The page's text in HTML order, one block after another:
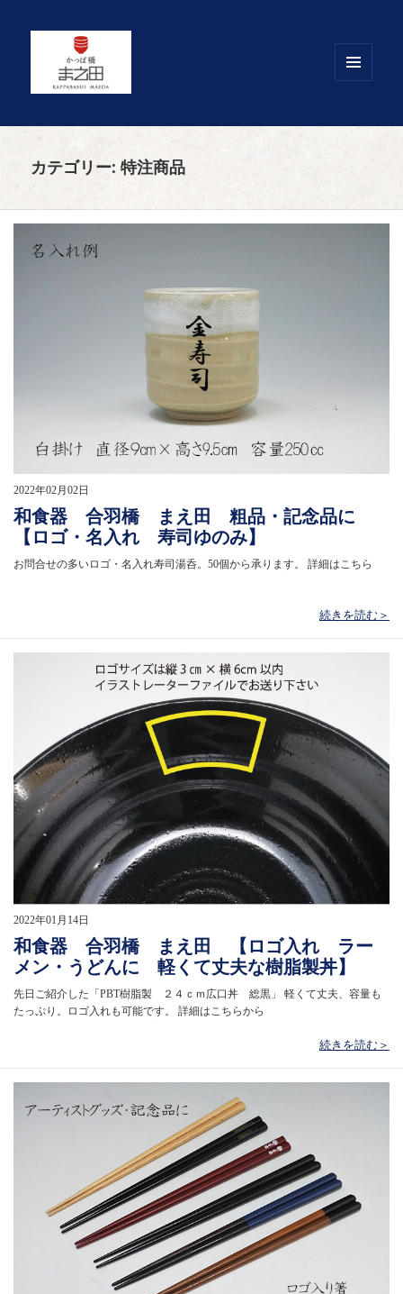
カテゴリー:特注商品
2022年02月02日
和食器 合羽橋 まえ田 粗品・記念品に
【ロゴ・名入れ 寿司ゆのみ】
お問合せの多いロゴ・名入れ寿司湯呑。50個から承ります。 詳細はこちら
続きを読む＞
2022年01月14日
和食器 合羽橋 まえ田 【ロゴ入れ ラー
メン・うどんに 軽くて丈夫な樹脂製丼】
先日ご紹介した「PBT樹脂製 ２４ｃｍ広口丼 総黒」 軽くて丈夫、容量も
たっぷり。ロゴ入れも可能です。 詳細はこちらから
続きを読む＞